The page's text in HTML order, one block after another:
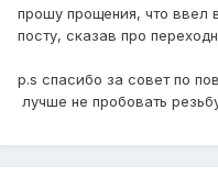
прошу прощения, что
посту, сказав про
p.s спасибо за совет по
лучше не пробовать